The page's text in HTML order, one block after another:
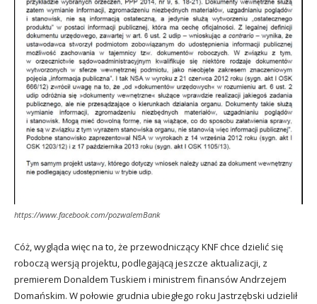
https://www.facebook.com/pozwalemBank
Cóż, wygląda więc na to, że przewodniczący KNF chce dzielić się
roboczą wersją projektu, podlegającą jeszcze aktualizacji, z
premierem Donaldem Tuskiem i ministrem finansów Andrzejem
Domańskim. W połowie grudnia ubiegłego roku Jastrzębski udzielił